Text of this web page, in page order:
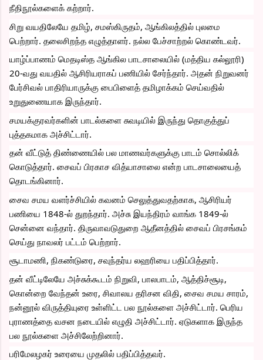
நீதிநூல்களைக் கற்றார்.
சிறு வயதிலேயே தமிழ், சமஸ்கிருதம், ஆங்கிலத்தில் புலமை
பெற்றார். தலைசிறந்த எழுத்தாளர். நல்ல பேச்சாற்றல் கொண்டவர்.
யாழ்ப்பாணம் மெதடிஸ்த ஆங்கில பாடசாலையில் (மத்திய கல்லூரி)
20-வது வயதில் ஆசிரியராகப் பணியில் சேர்ந்தார். அதன் நிறுவனர்
பேர்சிவல் பாதிரியாருக்கு பைபிளைத் தமிழாக்கம் செய்வதில்
உறுதுணையாக இருந்தார்.
சமயக்குரவர்களின் பாடல்களை சுவடியில் இருந்து தொகுத்துப்
புத்தகமாக அச்சிட்டார்.
தன் வீட்டுத் திண்ணையில் பல மாணவர்களுக்கு பாடம் சொல்லிக்
கொடுத்தார். சைவப் பிரகாச வித்யாசாலை என்ற பாடசாலையைத்
தொடங்கினார்.
சைவ சமய வளர்ச்சியில் கவனம் செலுத்துவதற்காக, ஆசிரியர்
பணியை 1848-ல் துறந்தார். அச்சு இயந்திரம் வாங்க 1849-ல்
சென்னை வந்தார். திருவாவடுதுறை ஆதீனத்தில் சைவப் பிரசங்கம்
செய்து நாவலர் பட்டம் பெற்றார்.
சூடாமணி, நிகண்டுரை, சவுந்தர்ய லஹரியை பதிப்பித்தார்.
தன் வீட்டிலேயே அச்சுக்கூடம் நிறுவி, பாலபாடம், ஆத்திச்சூடி,
கொன்றை வேந்தன் உரை, சிவாலய தரிசன விதி, சைவ சமய சாரம்,
நன்னூல் விருத்தியுரை உள்ளிட்ட பல நூல்களை அச்சிட்டார். பெரிய
புராணத்தை வசன நடையில் எழுதி அச்சிட்டார். ஏடுகளாக இருந்த
பல நூல்களை அச்சிலேற்றினார்.
பரிமேலழகர் உரையை முதலில் பதிப்பித்தவர்.